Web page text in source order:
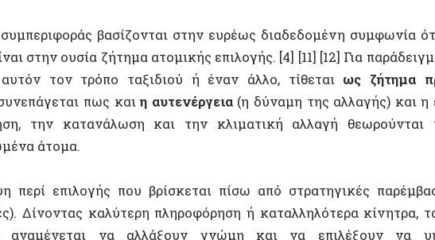
όντως, επιλογές για ό,τι πράττουν και κάποιες από αυτές τις
Για παράδειγμα, μερικοί άνθρωποι δεν τρώνε κρέας, άλλοι
άλλοι ζουν εντελώς εκτός δικτύου. Ωστόσο, το γεγονός ότι οι
κρέας, οδηγούν αυτοκίνητα και συνδέονται με το ηλεκτρικό δίκτυο
μεμονωμένης επιλογής.
Τα άτομα δεν υπάρχουν στο κενό . Αυτά που
και περιορίζονται, επίσης, από τις κοινωνικές νόρμες,
δημόσιες πολιτικές, τις υποδομές, τις τεχνολογίες, τις αγορές και τον